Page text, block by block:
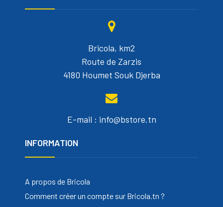
Bricola, km2
Route de Zarzis
4180 Houmet Souk Djerba
E-mail : info@bstore.tn
INFORMATION
A propos de Bricola
Comment créer un compte sur Bricola.tn ?